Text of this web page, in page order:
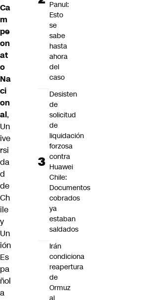
Ca
m
pe
on
at
o
Na
ci
on
al,
Un
ive
rsi
da
d
de
Ch
ile
y
Un
ión
Es
pa
ñol
a
Panul:
Esto
se
sabe
hasta
ahora
del
caso
Desisten
de
solicitud
de
liquidación
forzosa
contra
Huawei
Chile:
Documentos
cobrados
ya
estaban
saldados
Irán
condiciona
reapertura
de
Ormuz
al